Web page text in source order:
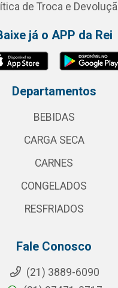
de Troca e
já o APP da Rei
Departamentos
BEBIDAS
CARGA SECA
CARNES
CONGELADOS
RESFRIADOS
Fale Conosco
(21) 3889-6090